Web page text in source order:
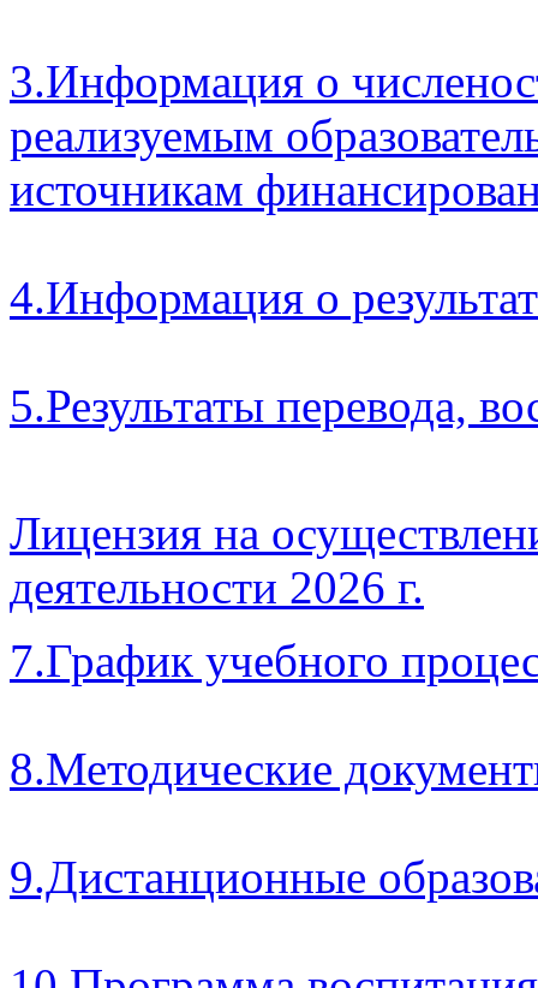
3.Информация о
реализуемым
источникам
4.Информация о
5.Результаты перевода,
Лицензия на
деятельности 2026 г.
7.График учебного
8.Методические
9.Дистанционные